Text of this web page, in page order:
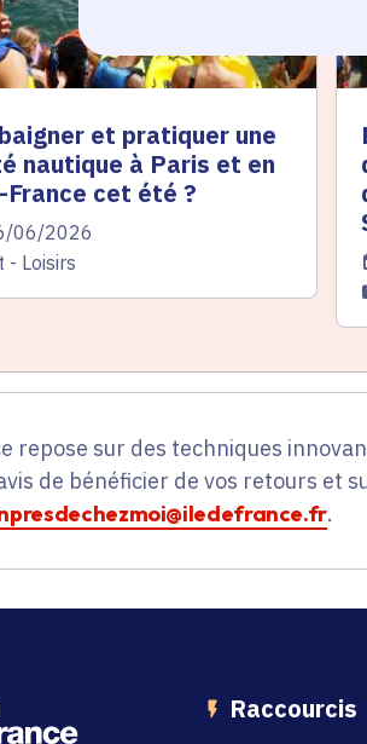
et pratiquer une
nautique à Paris et en
cet été ?
l'arrêté
06/2026
- Loisirs
repose sur des techniques
de bénéficier de vos retours et
.
Raccourcis